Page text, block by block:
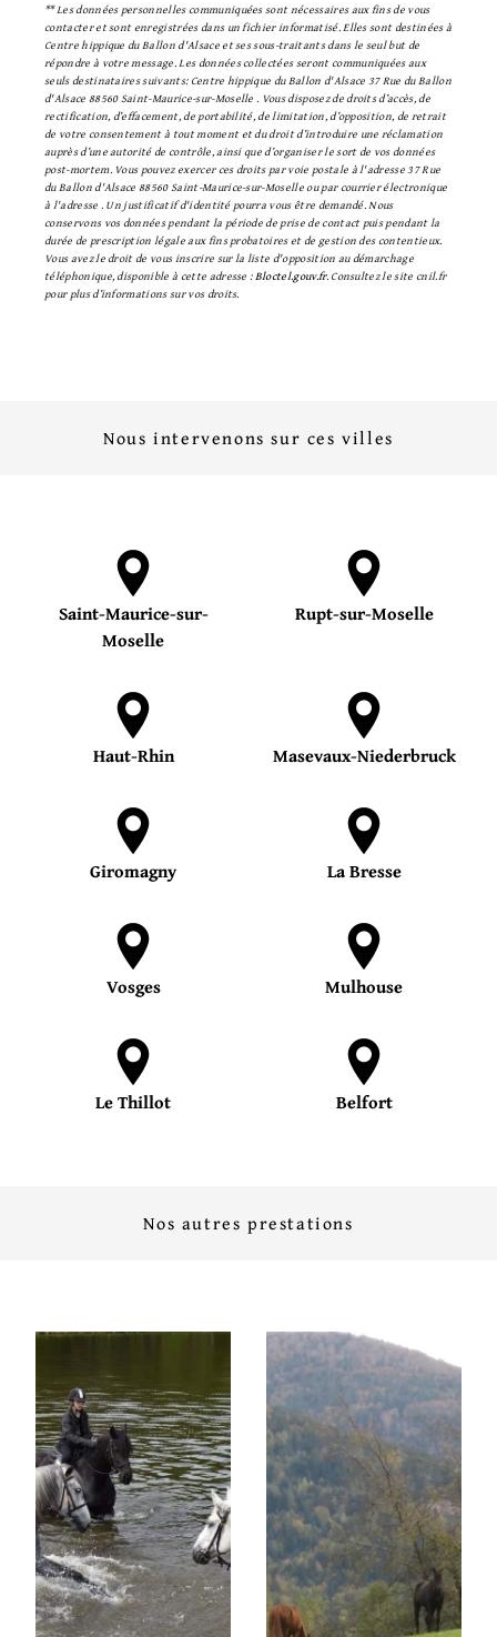
** Les données personnelles communiquées sont nécessaires aux fins de vous
contacter et sont enregistrées dans un fichier informatisé. Elles sont destinées à
Centre hippique du Ballon d'Alsace et ses sous-traitants dans le seul but de
répondre à votre message. Les données collectées seront communiquées aux
seuls destinataires suivants: Centre hippique du Ballon d'Alsace 37 Rue du Ballon
d'Alsace 88560 Saint-Maurice-sur-Moselle . Vous disposez de droits d’accès, de
rectification, d’effacement, de portabilité, de limitation, d’opposition, de retrait
de votre consentement à tout moment et du droit d’introduire une réclamation
auprès d’une autorité de contrôle, ainsi que d’organiser le sort de vos données
post-mortem. Vous pouvez exercer ces droits par voie postale à l'adresse 37 Rue
du Ballon d'Alsace 88560 Saint-Maurice-sur-Moselle ou par courrier électronique
à l'adresse . Un justificatif d'identité pourra vous être demandé. Nous
conservons vos données pendant la période de prise de contact puis pendant la
durée de prescription légale aux fins probatoires et de gestion des contentieux.
Vous avez le droit de vous inscrire sur la liste d'opposition au démarchage
téléphonique, disponible à cette adresse :Bloctel.gouv.fr. Consultez le site cnil.fr
pour plus d’informations sur vos droits.
Nous intervenons sur ces villes
Saint-Maurice-sur-
Moselle
Rupt-sur-Moselle
Haut-Rhin Masevaux-Niederbruck
Giromagny La Bresse
Vosges Mulhouse
Le Thillot Belfort
Nos autres prestations